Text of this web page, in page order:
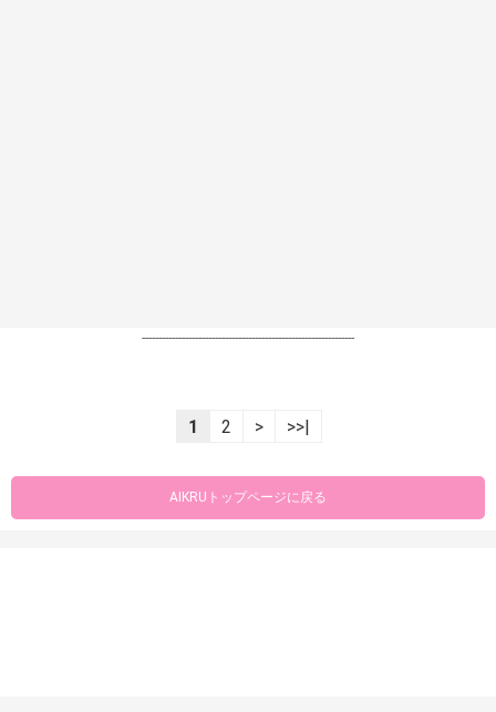
----------------------------------------------------------------
1 2 > >>|
AIKRUトップページに戻る